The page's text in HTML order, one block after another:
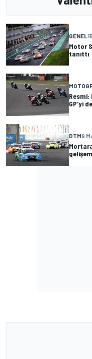
GENEL
Motor
tanıttı
Resmi:
GP'yi
DTM9